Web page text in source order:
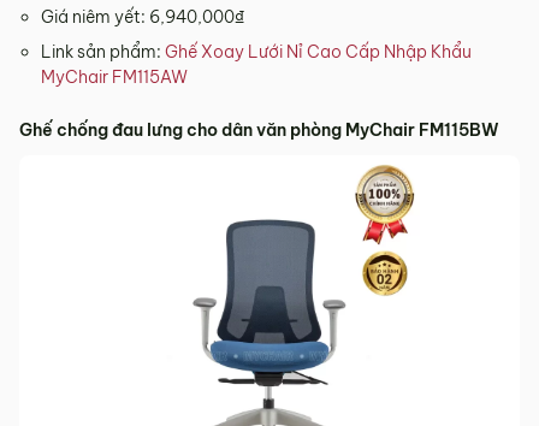
Giá niêm yết: 6,940,000₫
Link sản phẩm: Ghế Xoay Lưới Nỉ Cao Cấp Nhập Khẩu
MyChair FM115AW
Ghế chống đau lưng cho dân văn phòng MyChair FM115BW